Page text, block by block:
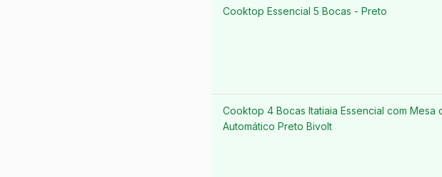
Cooktop Essencial 5 Bocas - Preto
Cooktop 4 Bocas Itatiaia Essencial com
Automático Preto Bivolt